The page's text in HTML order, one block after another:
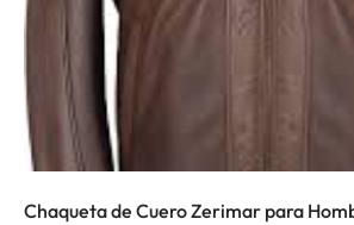
Chaqueta de Cuero Zerimar para